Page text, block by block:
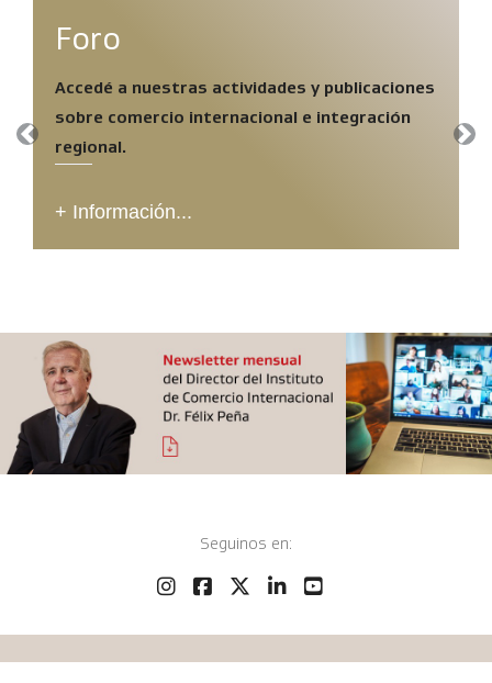
Foro
Accedé a nuestras actividades y publicaciones
sobre comercio internacional e integración
regional.
+ Información...
Previous
Seguinos en: